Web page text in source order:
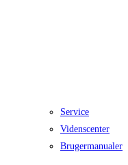
Service
Videnscenter
Brugermanualer